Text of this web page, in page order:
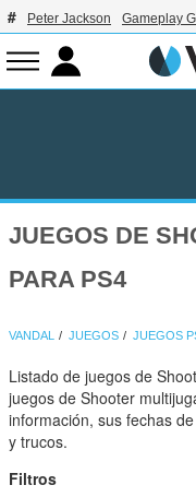
Peter Jackson Gameplay
JUEGOS DE
PARA PS4
VANDAL JUEGOS JUEGOS
Listado de juegos de
juegos de Shooter
información, sus fechas
y trucos.
Filtros